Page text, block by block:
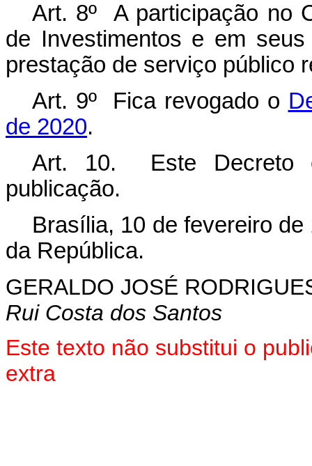
Art. 8º A participação no
de Investimentos e em
prestação de serviço público
Art. 9º Fica revogado o
de 2020.
Art. 10. Este Decreto
publicação.
Brasília, 10 de fevereiro de
da República.
GERALDO JOSÉ
Rui Costa dos Santos
Este texto não substitui o
extra